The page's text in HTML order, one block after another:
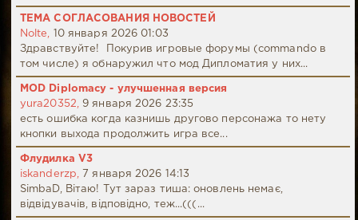
ТЕМА СОГЛАСОВАНИЯ НОВОСТЕЙ
Nolte,
10 января 2026 01:03
Здравствуйте! Покурив игровые форумы (commando в
том числе) я обнаружил что мод Дипломатия у них...
MOD Diplomacy - улучшенная версия
yura20352,
9 января 2026 23:35
есть ошибка когда казнишь другово персонажа то нету
кнопки выхода продолжить игра все...
Флудилка V3
iskanderzp,
7 января 2026 14:13
SimbaD, Вітаю! Тут зараз тиша: оновлень немає,
відвідувачів, відповідно, теж...(((...